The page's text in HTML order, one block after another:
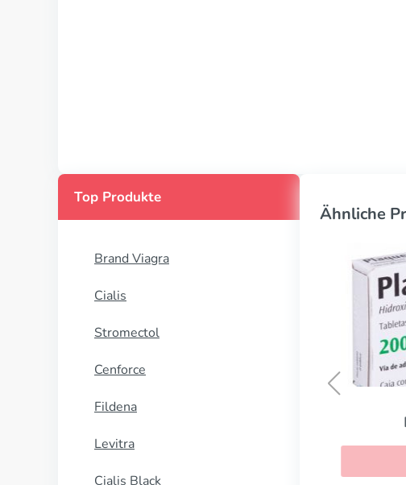
Top Produkte
Brand Viagra
Cialis
Stromectol
Cenforce
Fildena
Levitra
Cialis Black
Ähnliche